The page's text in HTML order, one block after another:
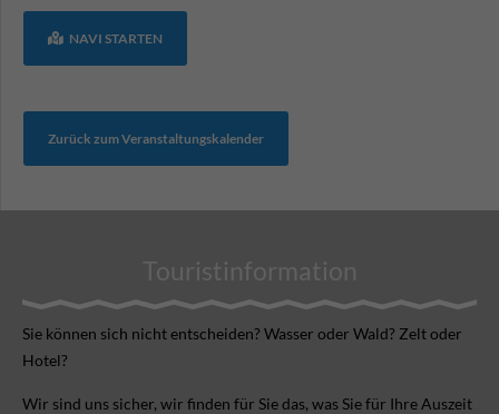
NAVI STARTEN
Zurück zum Veranstaltungskalender
Touristinformation
Sie können sich nicht ent­scheiden? Wasser oder Wald? Zelt oder
Hotel?
Wir sind uns sicher, wir finden für Sie das, was Sie für Ihre Aus­zeit